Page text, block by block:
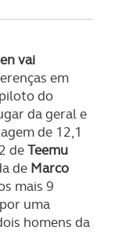
Cookies e
sua
serviços
vai
em
do
da geral e
de 12,1
deTeemu
de Marco
mais 9
uma
homens da